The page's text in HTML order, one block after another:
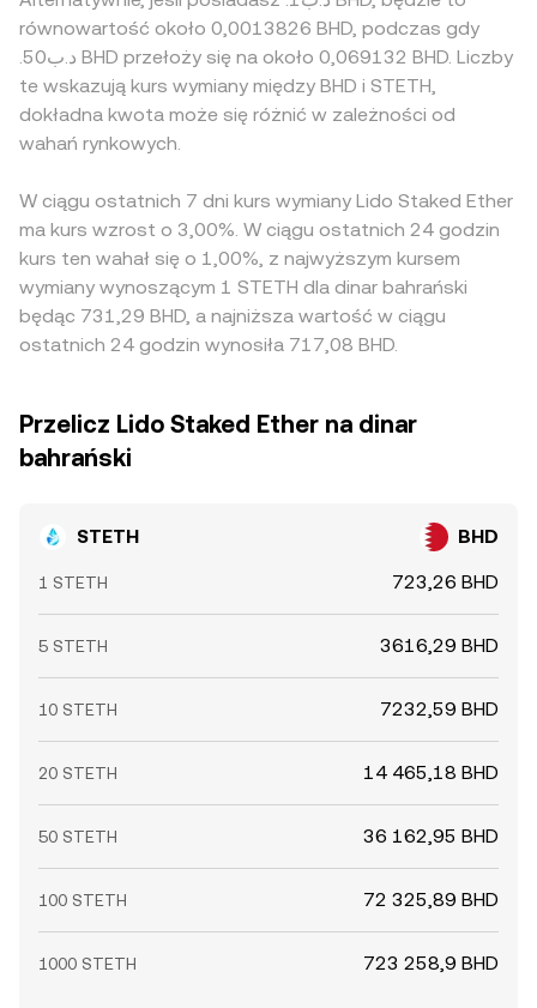
równowartość około 0,0013826 BHD, podczas gdy
.د.ب50 BHD przełoży się na około 0,069132 BHD. Liczby
te wskazują kurs wymiany między BHD i STETH,
dokładna kwota może się różnić w zależności od
wahań rynkowych.
W ciągu ostatnich 7 dni kurs wymiany Lido Staked Ether
ma kurs wzrost o 3,00%. W ciągu ostatnich 24 godzin
kurs ten wahał się o 1,00%, z najwyższym kursem
wymiany wynoszącym 1 STETH dla dinar bahrański
będąc 731,29 BHD, a najniższa wartość w ciągu
ostatnich 24 godzin wynosiła 717,08 BHD.
Przelicz Lido Staked Ether na dinar
bahrański
STETH BHD
1 STETH 723,26 BHD
5 STETH 3616,29 BHD
10 STETH 7232,59 BHD
20 STETH 14 465,18 BHD
50 STETH 36 162,95 BHD
100 STETH 72 325,89 BHD
1000 STETH 723 258,9 BHD